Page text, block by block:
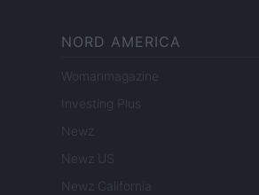
NORD AMERICA
Womanmagazine
Investing Plus
Newz
Newz US
Newz California